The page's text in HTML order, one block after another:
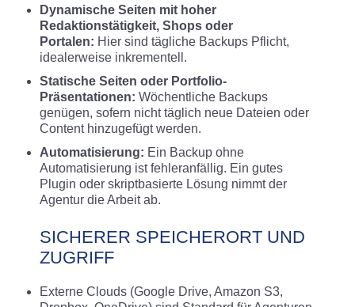
Dynamische Seiten mit hoher
Redaktionstätigkeit, Shops oder
Portalen: Hier sind tägliche Backups Pflicht,
idealerweise inkrementell.
Statische Seiten oder Portfolio-
Präsentationen: Wöchentliche Backups
genügen, sofern nicht täglich neue Dateien oder
Content hinzugefügt werden.
Automatisierung: Ein Backup ohne
Automatisierung ist fehleranfällig. Ein gutes
Plugin oder skriptbasierte Lösung nimmt der
Agentur die Arbeit ab.
SICHERER SPEICHERORT UND
ZUGRIFF
Externe Clouds (Google Drive, Amazon S3,